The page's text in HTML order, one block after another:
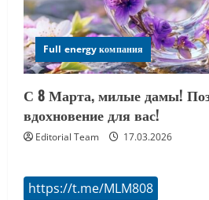
Full energy компания
С 8 Марта, милые дамы!
вдохновение для вас!
Editorial Team 17.03.2026
https://t.me/MLM808